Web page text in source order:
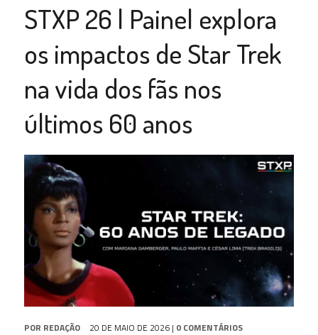
STXP 26 | Painel explora
os impactos de Star Trek
na vida dos fãs nos
últimos 60 anos
POR REDAÇÃO 20 DE MAIO DE 2026| 0 COMENTÁRIOS